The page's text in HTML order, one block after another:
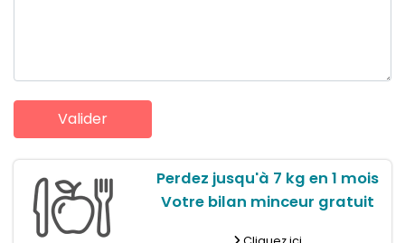
Perdez jusqu'à 7 kg en 1 mois
Votre bilan minceur gratuit